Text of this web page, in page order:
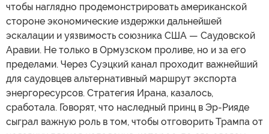
чтобы наглядно продемонстрировать американской
стороне экономические издержки дальнейшей
эскалации и уязвимость союзника США — Саудовской
Аравии. Не только в Ормузском проливе, но и за его
пределами. Через Суэцкий канал проходит важнейший
для саудовцев альтернативный маршрут экспорта
энергоресурсов. Стратегия Ирана, казалось,
сработала. Говорят, что наследный принц в Эр-Рияде
сыграл важную роль в том, чтобы отговорить Трампа от